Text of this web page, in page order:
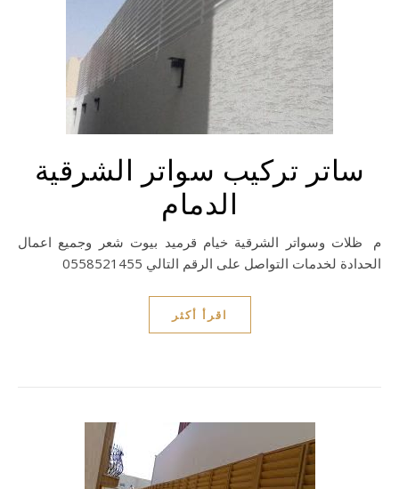
ساتر تركيب سواتر الشرقية
الدمام
مظلات وسواتر الشرقية خيام قرميد بيوت شعر وجميع اعمال
الحدادة لخدمات التواصل على الرقم التالي 0558521455
اقرأ أكثر